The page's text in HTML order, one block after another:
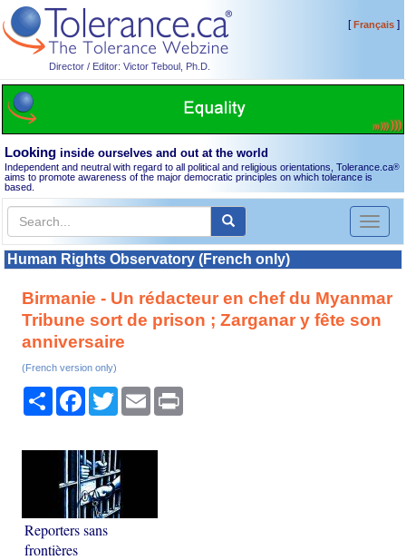
Director / Editor: Victor Teboul, Ph.D.
[Français]
Looking inside ourselves and out at the world
Independent and neutral with regard to all political and religious orientations, Tolerance.ca®
aims to promote awareness of the major democratic principles on which tolerance is
based.
Toggle
Human Rights Observatory (French only)
Birmanie - Un rédacteur en chef du Myanmar
Tribune sort de prison ; Zarganar y fête son
anniversaire
(French version only)
Share Facebook
TwitterEmail
Reporters sans
frontières